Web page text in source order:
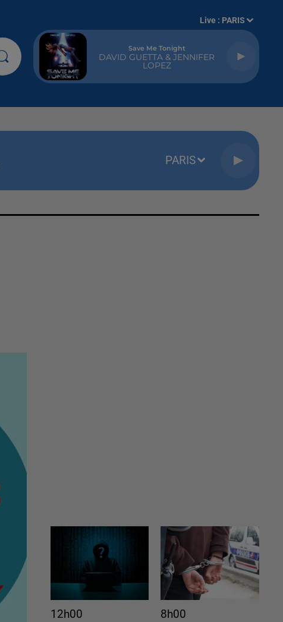
Live : PARIS
Save Me Tonight
DAVID GUETTA & JENNIFER
LOPEZ
PARIS
12h00
8h00